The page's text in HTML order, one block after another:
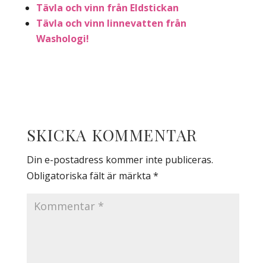
Tävla och vinn från Eldstickan
Tävla och vinn linnevatten från
Washologi!
SKICKA KOMMENTAR
Din e-postadress kommer inte publiceras.
Obligatoriska fält är märkta *